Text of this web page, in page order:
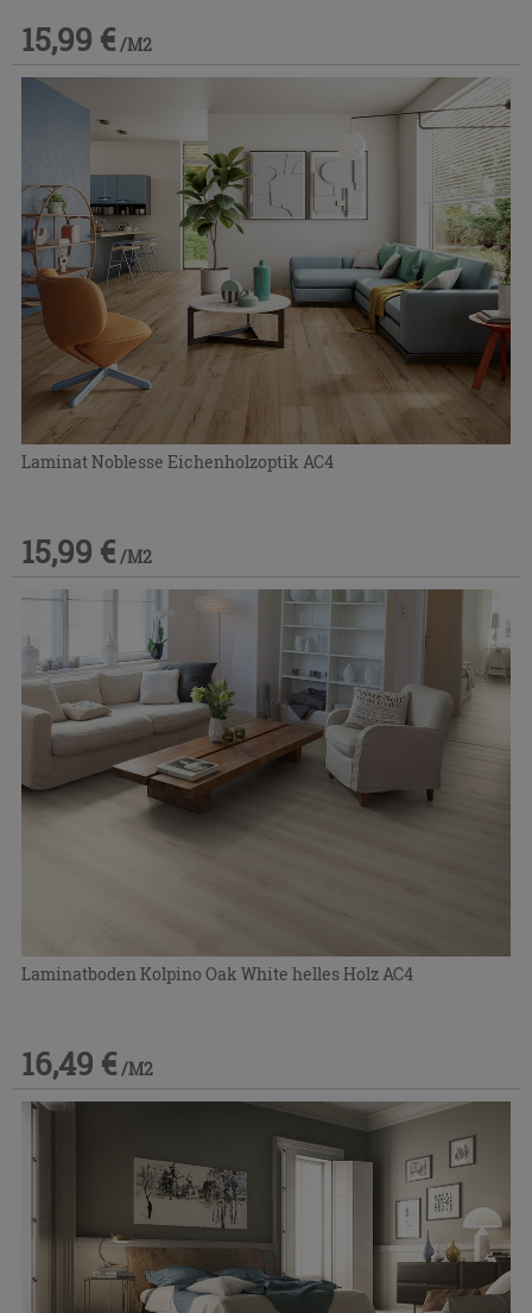
15,99 € /M2
Laminat Noblesse Eichenholzoptik AC4
15,99 € /M2
Laminatboden Kolpino Oak White helles Holz AC4
16,49 € /M2